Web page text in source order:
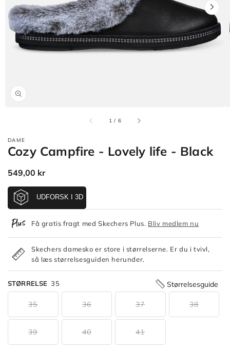
Åbn
mediet
i
gallerivisning
1 / af
6
DAME
Cozy Campfire - Lovely life - Black
Normalpris
549,00 kr
Få gratis fragt med Skechers Plus. Bliv medlem nu
Skechers damesko er store i størrelserne. Er du i tvivl,
så læs størrelsesguiden herunder.
STØRRELSE 35 Størrelsesguide
35 36 37 38
39 40 41